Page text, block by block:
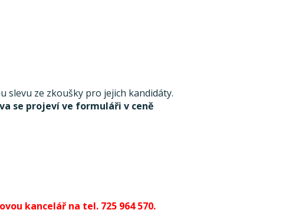
ze zkoušky pro jejich kandidáty.
se projeví ve formuláři v ceně
kancelář na tel. 725 964 570.